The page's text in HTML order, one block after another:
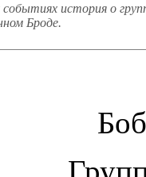
история о
Броде.